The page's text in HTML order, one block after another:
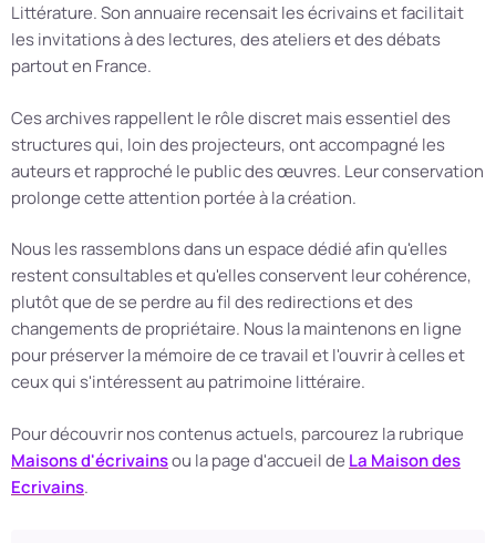
Littérature. Son annuaire recensait les écrivains et facilitait
les invitations à des lectures, des ateliers et des débats
partout en France.
Ces archives rappellent le rôle discret mais essentiel des
structures qui, loin des projecteurs, ont accompagné les
auteurs et rapproché le public des œuvres. Leur conservation
prolonge cette attention portée à la création.
Nous les rassemblons dans un espace dédié afin qu'elles
restent consultables et qu'elles conservent leur cohérence,
plutôt que de se perdre au fil des redirections et des
changements de propriétaire. Nous la maintenons en ligne
pour préserver la mémoire de ce travail et l'ouvrir à celles et
ceux qui s'intéressent au patrimoine littéraire.
Pour découvrir nos contenus actuels, parcourez la rubrique
Maisons d'écrivainsou la page d'accueil de La Maison des
Ecrivains.